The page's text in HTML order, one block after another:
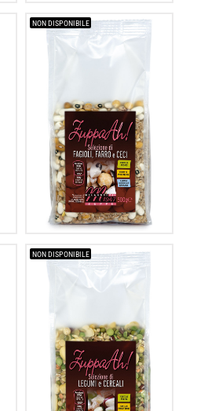
NON DISPONIBILE
NON DISPONIBILE